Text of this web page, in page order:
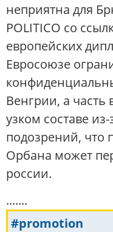
неприятна для
POLITICO со
европейских
Евросоюзе
Венгрии, а часть
узком составе
подозрений, что
Орбана может
россии.
.......
#promotion